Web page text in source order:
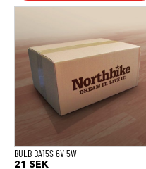
BULB BA15S 6V 5W
21 SEK